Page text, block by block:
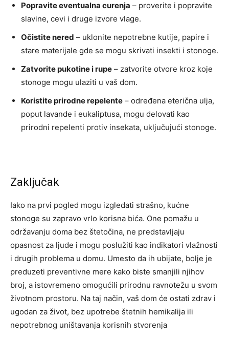
Popravite eventualna curenja – proverite i popravite
slavine, cevi i druge izvore vlage.
Očistite nered – uklonite nepotrebne kutije, papire i
stare materijale gde se mogu skrivati insekti i stonoge.
Zatvorite pukotine i rupe – zatvorite otvore kroz koje
stonoge mogu ulaziti u vaš dom.
Koristite prirodne repelente – određena eterična ulja,
poput lavande i eukaliptusa, mogu delovati kao
prirodni repelenti protiv insekata, uključujući stonoge.
Zaključak
Iako na prvi pogled mogu izgledati strašno, kućne
stonoge su zapravo vrlo korisna bića. One pomažu u
održavanju doma bez štetočina, ne predstavljaju
opasnost za ljude i mogu poslužiti kao indikatori vlažnosti
i drugih problema u domu. Umesto da ih ubijate, bolje je
preduzeti preventivne mere kako biste smanjili njihov
broj, a istovremeno omogućili prirodnu ravnotežu u svom
životnom prostoru. Na taj način, vaš dom će ostati zdrav i
ugodan za život, bez upotrebe štetnih hemikalija ili
nepotrebnog uništavanja korisnih stvorenja